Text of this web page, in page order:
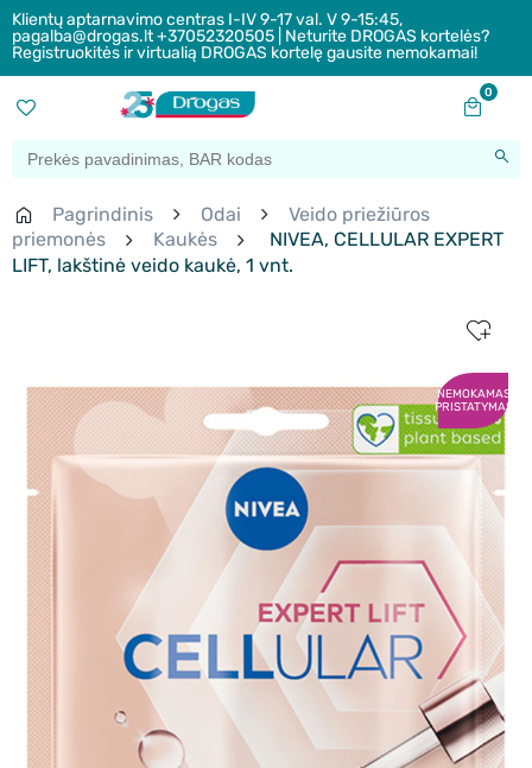
Klientų aptarnavimo centras I-IV 9-17 val. V 9-15:45,
pagalba@drogas.lt +37052320505 | Neturite DROGAS kortelės?
Registruokitės ir virtualią DROGAS kortelę gausite nemokamai!
0
Pagrindinis Odai
Veido priežiūros
priemonės
Kaukės
NIVEA, CELLULAR EXPERT
LIFT, lakštinė veido kaukė, 1 vnt.
NEMOKAMAS
PRISTATYMAS